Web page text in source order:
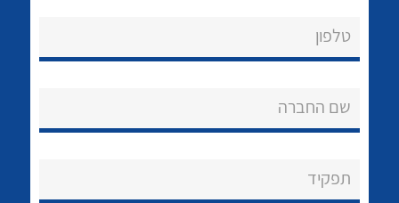
שירותי תמיכה
לכל מוצרי היצרן לכל מוצרי היצרן
טלפון
שם החברה
תפקיד